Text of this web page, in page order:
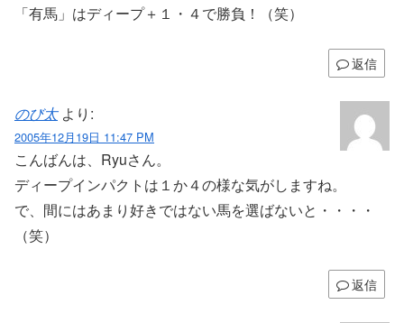
「有馬」はディープ＋１・４で勝負！（笑）
返信
のび太 より:
2005年12月19日 11:47 PM
こんばんは、Ryuさん。
ディープインパクトは１か４の様な気がしますね。
で、間にはあまり好きではない馬を選ばないと・・・・
（笑）
返信